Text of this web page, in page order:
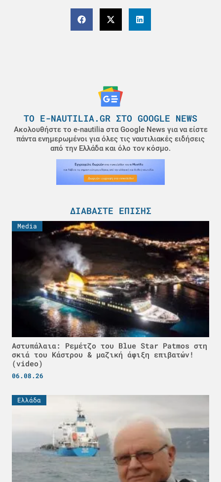
ΤΟ E-NAUTILIA.GR ΣΤΟ GOOGLE NEWS
Ακολουθήστε το e-nautilia στα Google News για να είστε
πάντα ενημερωμένοι για όλες τις ναυτιλιακές ειδήσεις
από την Ελλάδα και όλο τον κόσμο.
ΔΙΑΒΆΣΤΕ ΕΠΊΣΗΣ
Media
Αστυπάλαια: Ρεμέτζο του Blue Star Patmos στη
σκιά του Κάστρου & μαζική άφιξη επιβατών!
(video)
06.08.26
Ελλάδα